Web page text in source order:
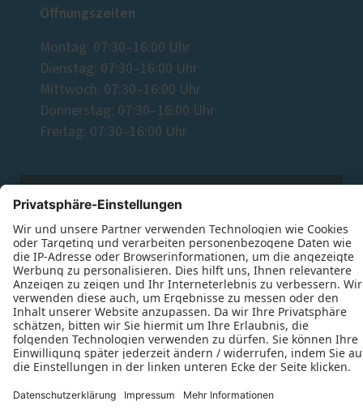
Öffnungszeiten
Montag: 07:30–16:00 Uhr
Dienstag: 07:30–16:00 Uhr
Mittwoch: 07:30–16:00 Uhr
Donnerstag: 07:30–16:00 Uhr
Freitag: 07:30–16:00 Uhr
Datenschutz Impressum
Kontakt
Schreinerei Dietrich Kohlert © 2026